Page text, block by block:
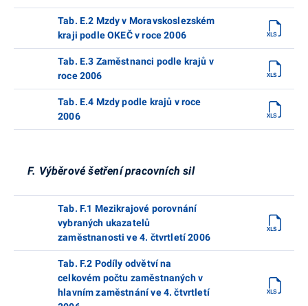
Tab. E.2 Mzdy v Moravskoslezském
kraji podle OKEČ v roce 2006
Tab. E.3 Zaměstnanci podle krajů v
roce 2006
Tab. E.4 Mzdy podle krajů v roce
2006
F. Výběrové šetření pracovních sil
Tab. F.1 Mezikrajové porovnání
vybraných ukazatelů
zaměstnanosti ve 4. čtvrtletí 2006
Tab. F.2 Podíly odvětví na
celkovém počtu zaměstnaných v
hlavním zaměstnání ve 4. čtvrtletí